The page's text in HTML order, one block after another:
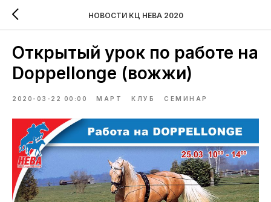
НОВОСТИ КЦ НЕВА 2020
Открытый урок по работе на
Doppellonge (вожжи)
2020-03-22 00:00 МАРТ КЛУБ СЕМИНАР